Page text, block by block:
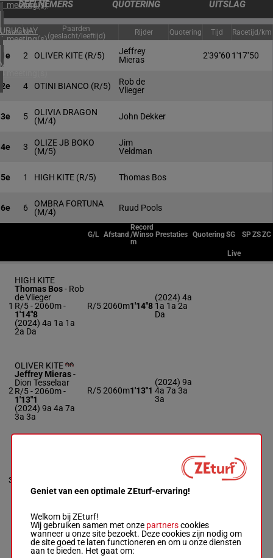
1 meeting(s)
URUGUAY
1 meeting(s)
VERENIGDE STATEN
4 meeting(s)
DEELNEMERS QUOTERING UITSLAG
Plaats Nr.
Paarden
(geslacht/leeftijd)
Rijder Quotering Tijd Racetijd/km
1e 2 OLIVER KITE (R/5)
Jeffrey
Mieras
2'39''60 1'17''50
2e 4 OTINI BIANCO (R/5)
Rob de
Vlieger
3e 5
OLIVIA DRAGON
(M/4)
John Dekker
4e 3
OLIZE JB BOKO
(M/5)
Jim
Veldman
5e 1 HIGH KITE (R/5) Thomas Bos
6e 6
OMBRA FORTUNA
(M/4)
Ruud Pools
G/L Afstand
Record
/Winso
m
Prestaties QuoteringSG SPZSZC
Live
1
HIGH KITE
Thomas Bos- Rob
de Vlieger
R/5 - 2060m-
1'14"8
(2024) 4a 1a 1a
2a Da
R/52060m1'14"8
(2024) 4a
1a 1a 2a
Da
2
OLIVER KITE
Jeffrey Mieras-
Dion Tesselaar
R/5 - 2060m-
1'13"1
(2024) 9a 4a 7a
3a 3a
R/52060m1'13"1
(2024) 9a
4a 7a 3a
3a
3
1'11"9
(2024) 0a
4a Da Da
Da
OTINI BIANCO
Rob de Vlieger-
Geniet van een optimale ZEturf-ervaring!
Welkom bij ZEturf!
Wij gebruiken samen met onze partnerscookies
wanneer u onze site bezoekt. Deze cookies zijn nodig om
de site goed te laten functioneren en om u onze diensten
aan te bieden. Het gaat om: